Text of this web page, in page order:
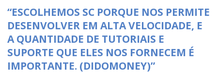
“ESCOLHEMOS SC PORQUE NOS PERMITE
DESENVOLVER EM ALTA VELOCIDADE, E
A QUANTIDADE DE TUTORIAIS E
SUPORTE QUE ELES NOS FORNECEM É
IMPORTANTE. (DIDOMONEY)”